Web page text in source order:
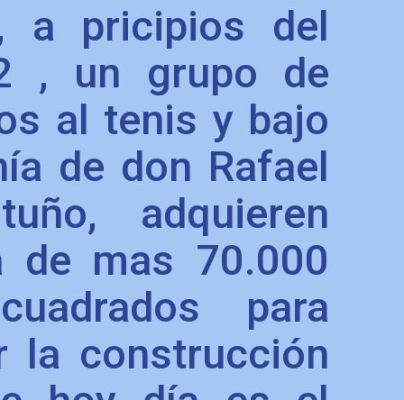
a pricipios del
, un grupo de
al tenis y bajo
de don Rafael
adquieren
de mas 70.000
para
la construcción